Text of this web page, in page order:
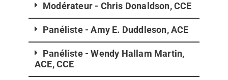
Modérateur - Chris Donaldson, CCE
Panéliste - Amy E. Duddleson, ACE
Panéliste - Wendy Hallam Martin,
ACE, CCE